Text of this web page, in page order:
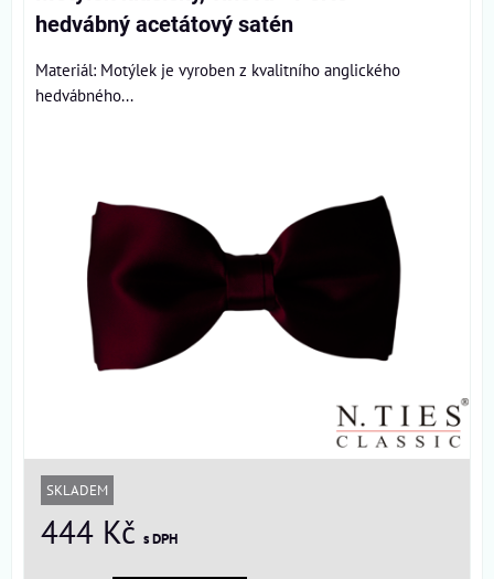
hedvábný acetátový satén
Materiál: Motýlek je vyroben z kvalitního anglického
hedvábného...
SKLADEM
444 Kč s DPH